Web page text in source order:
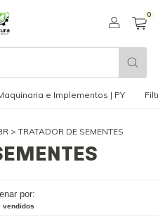
0
e Implementos | PY
> TRATADOR DE SEMENTES
por:
vendidos